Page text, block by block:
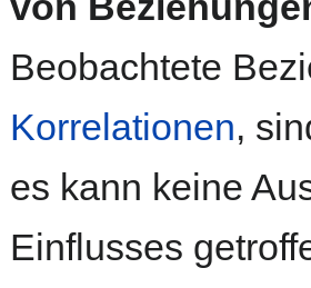
Beobachtete
Korrelationen,
es kann keine
Einflusses